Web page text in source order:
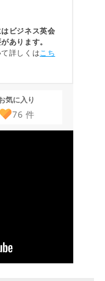
ビジネス英会
あります。
詳しくはこち
気に入り
76 件